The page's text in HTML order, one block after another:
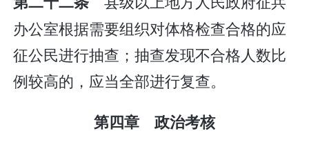
办公室根据需要组织对体格检查合格的应
征公民进行抽查；抽查发现不合格人数比
例较高的，应当全部进行复查。
第四章 政治考核